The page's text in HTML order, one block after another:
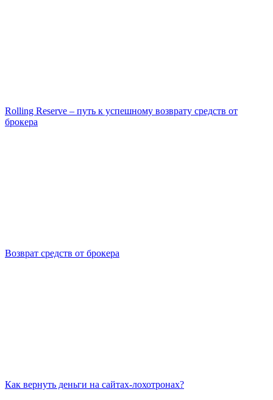
Rolling Reserve – путь к успешному возврату средств от
брокера
Возврат средств от брокера
Как вернуть деньги на сайтах-лохотронах?